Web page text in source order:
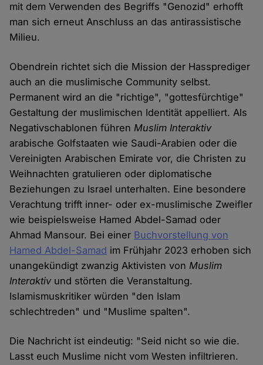
mit dem Verwenden des Begriffs "Genozid" erhofft
man sich erneut Anschluss an das antirassistische
Milieu.
Obendrein richtet sich die Mission der Hassprediger
auch an die muslimische Community selbst.
Permanent wird an die "richtige", "gottesfürchtige"
Gestaltung der muslimischen Identität appelliert. Als
Negativschablonen führenMuslim Interaktiv
arabische Golfstaaten wie Saudi-Arabien oder die
Vereinigten Arabischen Emirate vor, die Christen zu
Weihnachten gratulieren oder diplomatische
Beziehungen zu Israel unterhalten. Eine besondere
Verachtung trifft inner- oder ex-muslimische Zweifler
wie beispielsweise Hamed Abdel-Samad oder
Ahmad Mansour. Bei einer Buchvorstellung von
Hamed Abdel-Samad im Frühjahr 2023 erhoben sich
unangekündigt zwanzig Aktivisten vonMuslim
Interaktivund störten die Veranstaltung.
Islamismuskritiker würden "den Islam
schlechtreden" und "Muslime spalten".
Die Nachricht ist eindeutig: "Seid nicht so wie die.
Lasst euch Muslime nicht vom Westen infiltrieren.